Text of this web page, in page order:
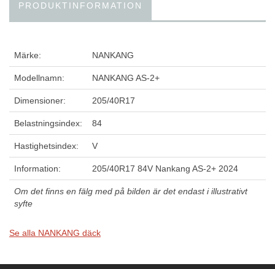
PRODUKTINFORMATION
Märke: NANKANG
Modellnamn: NANKANG AS-2+
Dimensioner: 205/40R17
Belastningsindex: 84
Hastighetsindex: V
Information: 205/40R17 84V Nankang AS-2+ 2024
Om det finns en fälg med på bilden är det endast i illustrativt
syfte
Se alla NANKANG däck